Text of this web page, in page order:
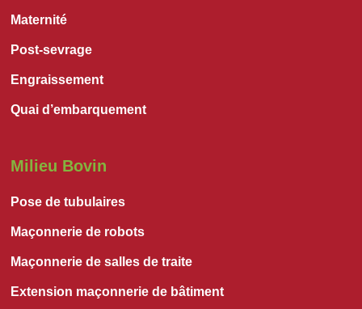
Maternité
Post-sevrage
Engraissement
Quai d’embarquement
Milieu Bovin
Pose de tubulaires
Maçonnerie de robots
Maçonnerie de salles de traite
Extension maçonnerie de bâtiment